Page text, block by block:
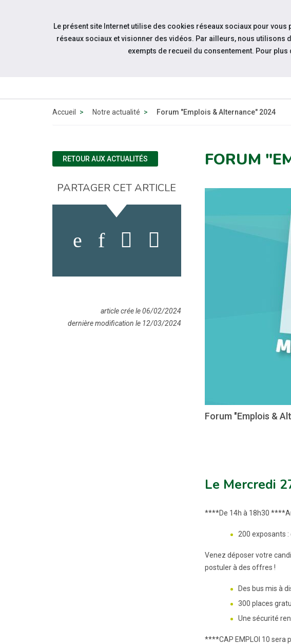
Aller au contenu
Accueil Notre actualité Forum "Emplois & Alternance" 2024
FORUM
Forum "Emplois &
Le Mercredi
****De 14h à 18h30
200 exposants
Venez déposer votre
postuler à des offres !
Des bus mis à
300 places
Une sécurité
****CAP EMPLOI 10 sera
RETOUR AUX ACTUALITÉS
PARTAGER CET ARTICLE
article crée le 06/02/2024
dernière modification le 12/03/2024
Le présent site Internet utilise des cookies réseaux sociaux pour
réseaux sociaux et visionner des vidéos. Par ailleurs, nous utilisons
exempts de recueil du consentement. Pour